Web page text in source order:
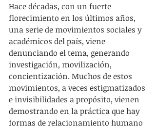
Hace décadas, con un fuerte
florecimiento en los últimos años,
una serie de movimientos sociales y
académicos del país, viene
denunciando el tema, generando
investigación, movilización,
concientización. Muchos de estos
movimientos, a veces estigmatizados
e invisibilidades a propósito, vienen
demostrando en la práctica que hay
formas de relacionamiento humano